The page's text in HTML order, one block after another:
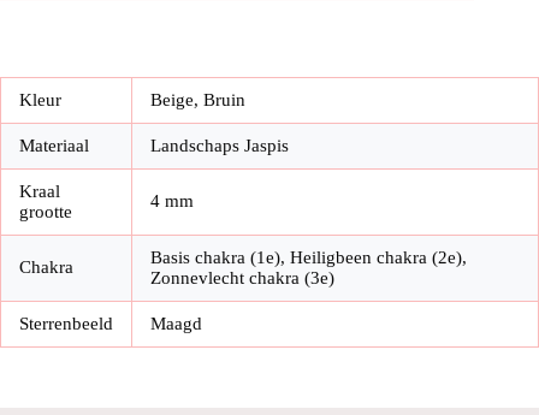
Kleur Beige, Bruin
Materiaal Landschaps Jaspis
Kraal
grootte
4 mm
Chakra
Basis chakra (1e), Heiligbeen chakra (2e),
Zonnevlecht chakra (3e)
Sterrenbeeld Maagd